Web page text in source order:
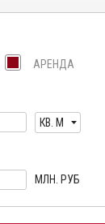
АРЕНДА
КВ. М
МЛН. РУБ